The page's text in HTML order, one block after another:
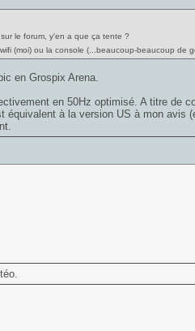
le forum, y'en a que ça tente ?
(moi) ou la console (...beaucoup-beaucoup de
en Grospix Arena.
en 50Hz optimisé. A titre de
à la version US à mon avis